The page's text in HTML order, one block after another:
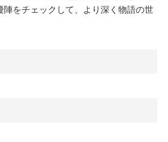
をチェックして、より深く物語の世